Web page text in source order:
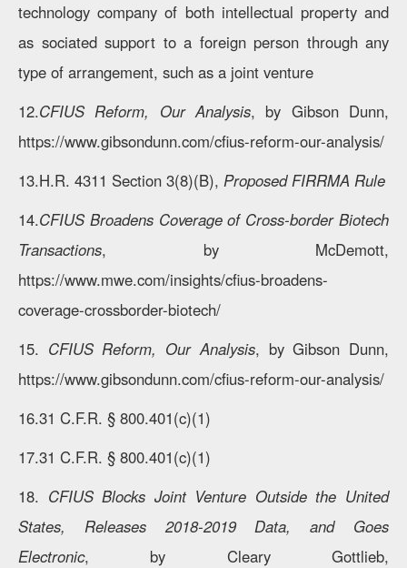
technology company of both intellectual property and
as sociated support to a foreign person through any
type of arrangement, such as a joint venture
12.CFIUS Reform, Our Analysis, by Gibson Dunn,
https://www.gibsondunn.com/cfius-reform-our-analysis/
13.H.R. 4311 Section 3(8)(B), Proposed FIRRMA Rule
14.CFIUS Broadens Coverage of Cross-border Biotech
Transactions, by McDemott,
https://www.mwe.com/insights/cfius-broadens-
coverage-crossborder-biotech/
15. CFIUS Reform, Our Analysis, by Gibson Dunn,
https://www.gibsondunn.com/cfius-reform-our-analysis/
16.31 C.F.R. § 800.401(c)(1)
17.31 C.F.R. § 800.401(c)(1)
18. CFIUS Blocks Joint Venture Outside the United
States, Releases 2018-2019 Data, and Goes
Electronic, by Cleary Gottlieb,